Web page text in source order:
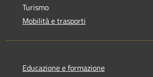
Turismo
Mobilità e trasporti
Educazione e formazione